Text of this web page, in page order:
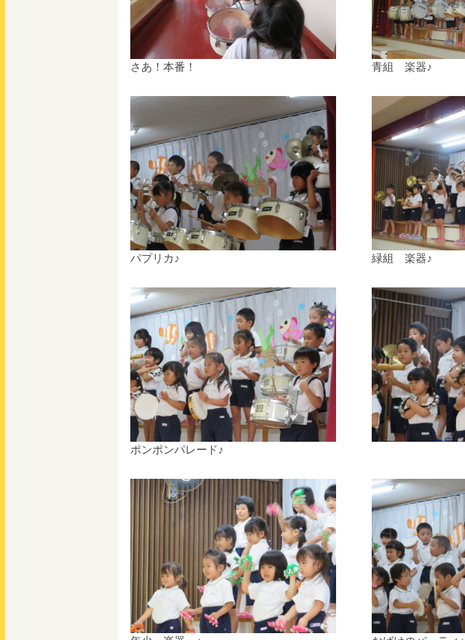
さあ！本番！ 青組 楽器♪
パプリカ♪ 緑組 楽器♪
ポンポンパレード♪